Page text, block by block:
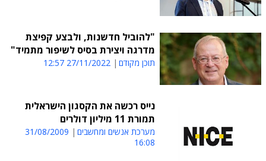
"להוביל חדשנות, ולבצע קפיצת
מדרגה ויצירת בסיס לשיפור מתמיד"
תוכן מקודם 27/11/2022 12:57
נייס רכשה את הקסגון הישראלית
תמורת 11 מיליון דולרים
מערכת אנשים ומחשבים
31/08/2009
16:08